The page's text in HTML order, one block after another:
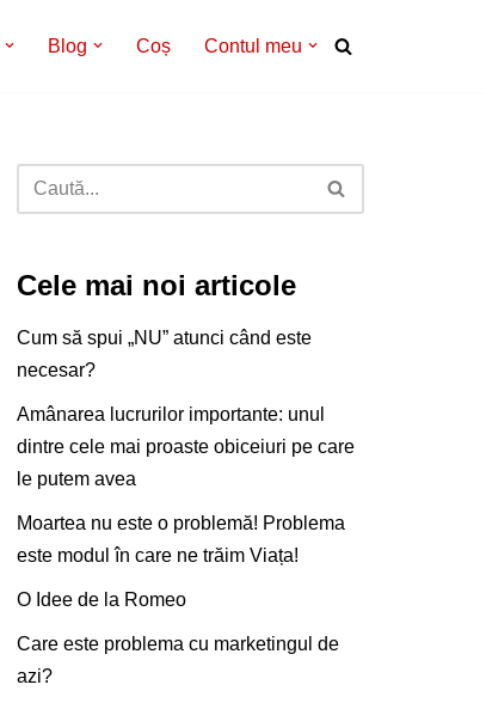
Blog Coș Contul meu
Cele mai noi articole
Cum să spui „NU” atunci când este
necesar?
Amânarea lucrurilor importante: unul
dintre cele mai proaste obiceiuri pe care
le putem avea
Moartea nu este o problemă! Problema
este modul în care ne trăim Viața!
O Idee de la Romeo
Care este problema cu marketingul de
azi?